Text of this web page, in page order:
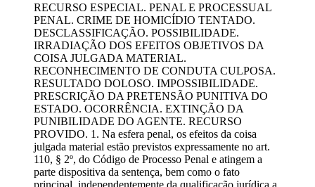
RECURSO ESPECIAL. PENAL E PROCESSUAL
PENAL. CRIME DE HOMICÍDIO TENTADO.
DESCLASSIFICAÇÃO. POSSIBILIDADE.
IRRADIAÇÃO DOS EFEITOS OBJETIVOS DA
COISA JULGADA MATERIAL.
RECONHECIMENTO DE CONDUTA CULPOSA.
RESULTADO DOLOSO. IMPOSSIBILIDADE.
PRESCRIÇÃO DA PRETENSÃO PUNITIVA DO
ESTADO. OCORRÊNCIA. EXTINÇÃO DA
PUNIBILIDADE DO AGENTE. RECURSO
PROVIDO. 1. Na esfera penal, os efeitos da coisa
julgada material estão previstos expressamente no art.
110, § 2º, do Código de Processo Penal e atingem a
parte dispositiva da sentença, bem como o fato
principal, independentemente da qualificação jurídica a